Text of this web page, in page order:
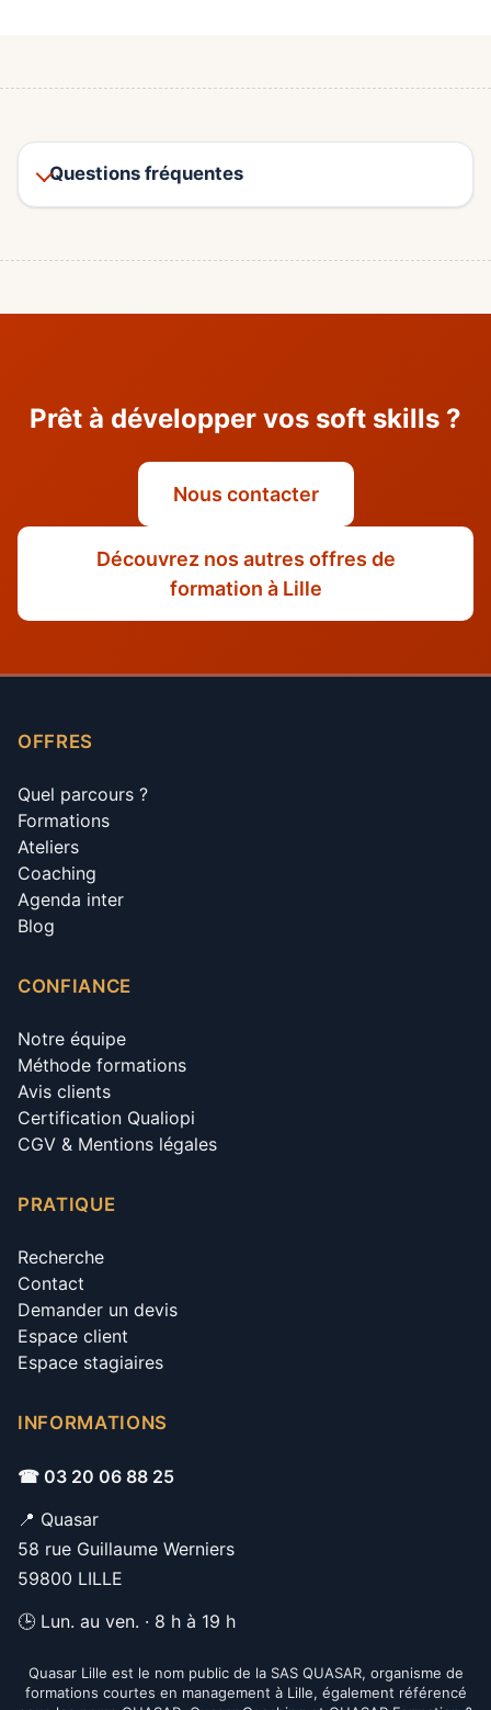
Questions fréquentes
Prêt à développer vos soft skills ?
Nous contacter
Découvrez nos autres offres de
formation à Lille
OFFRES
Quel parcours ?
Formations
Ateliers
Coaching
Agenda inter
Blog
CONFIANCE
Notre équipe
Méthode formations
Avis clients
Certification Qualiopi
CGV & Mentions légales
PRATIQUE
Recherche
Contact
Demander un devis
Espace client
Espace stagiaires
INFORMATIONS
☎ 03 20 06 88 25
📍 Quasar
58 rue Guillaume Werniers
59800 LILLE
🕒 Lun. au ven. · 8 h à 19 h
Quasar Lille est le nom public de la SAS QUASAR, organisme de
formations courtes en management à Lille, également référencé